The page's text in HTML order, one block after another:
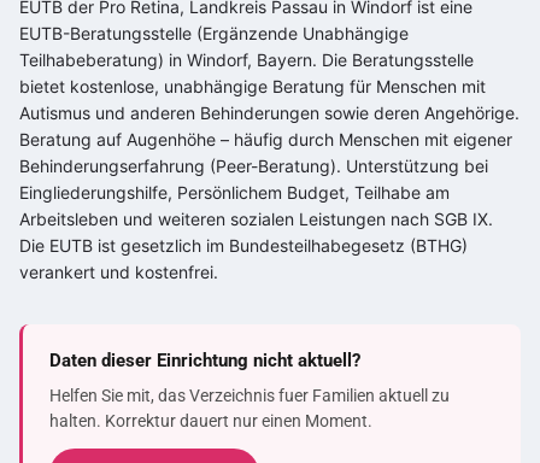
EUTB der Pro Retina, Landkreis Passau in Windorf ist eine
EUTB-Beratungsstelle (Ergänzende Unabhängige
Teilhabeberatung) in Windorf, Bayern. Die Beratungsstelle
bietet kostenlose, unabhängige Beratung für Menschen mit
Autismus und anderen Behinderungen sowie deren Angehörige.
Beratung auf Augenhöhe – häufig durch Menschen mit eigener
Behinderungserfahrung (Peer-Beratung). Unterstützung bei
Eingliederungshilfe, Persönlichem Budget, Teilhabe am
Arbeitsleben und weiteren sozialen Leistungen nach SGB IX.
Die EUTB ist gesetzlich im Bundesteilhabegesetz (BTHG)
verankert und kostenfrei.
Daten dieser Einrichtung nicht aktuell?
Helfen Sie mit, das Verzeichnis fuer Familien aktuell zu
halten. Korrektur dauert nur einen Moment.